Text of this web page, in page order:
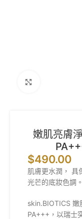
嫩肌亮膚
$490.00
肌膚更水潤， 具
光芒的底妝色調。
skin.BIOTICS
PA+++，以瑞士